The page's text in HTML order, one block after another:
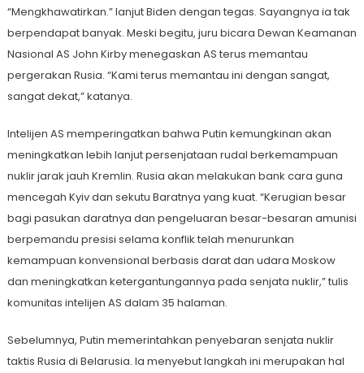
“Mengkhawatirkan.” lanjut Biden dengan tegas. Sayangnya ia tak
berpendapat banyak. Meski begitu, juru bicara Dewan Keamanan
Nasional AS John Kirby menegaskan AS terus memantau
pergerakan Rusia. “Kami terus memantau ini dengan sangat,
sangat dekat,” katanya.
Intelijen AS memperingatkan bahwa Putin kemungkinan akan
meningkatkan lebih lanjut persenjataan rudal berkemampuan
nuklir jarak jauh Kremlin. Rusia akan melakukan bank cara guna
mencegah Kyiv dan sekutu Baratnya yang kuat. “Kerugian besar
bagi pasukan daratnya dan pengeluaran besar-besaran amunisi
berpemandu presisi selama konflik telah menurunkan
kemampuan konvensional berbasis darat dan udara Moskow
dan meningkatkan ketergantungannya pada senjata nuklir,” tulis
komunitas intelijen AS dalam 35 halaman.
Sebelumnya, Putin memerintahkan penyebaran senjata nuklir
taktis Rusia di Belarusia. Ia menyebut langkah ini merupakan hal